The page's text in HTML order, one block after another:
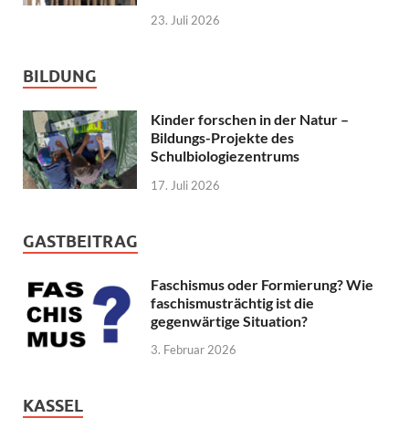
23. Juli 2026
BILDUNG
Kinder forschen in der Natur –
Bildungs-Projekte des
Schulbiologiezentrums
17. Juli 2026
GASTBEITRAG
Faschismus oder Formierung? Wie
faschismusträchtig ist die
gegenwärtige Situation?
3. Februar 2026
KASSEL